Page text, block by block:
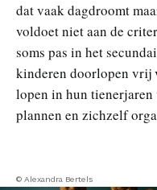
dat vaak dagdroomt
voldoet niet aan de
soms pas in het
kinderen doorlopen vrij
lopen in hun
plannen en zichzelf
© Alexandra Bertels